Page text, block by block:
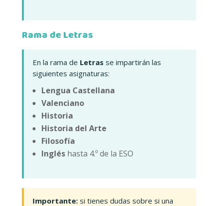
Rama de Letras
En la rama de Letras se impartirán las
siguientes asignaturas:
Lengua Castellana
Valenciano
Historia
Historia del Arte
Filosofía
Ingléshasta 4.º de la ESO
Importante:si tienes dudas sobre si una